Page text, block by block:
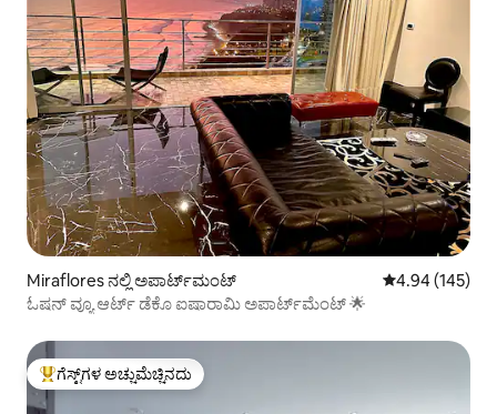
Miraflores ನಲ್ಲಿ ಅಪಾರ್ಟ್‌ಮಂಟ್ 5 ರಲ್ಲಿ 4.94
4.94 (145)
ಓಷನ್ ವ್ಯೂ ಆರ್ಟ್ ಡೆಕೊ ಐಷಾರಾಮಿ ಅಪಾರ್ಟ್‌ಮೆಂಟ್ 🌟
ಗೆಸ್ಟ್‌ಗಳಿಗೆ ಅತಿ ಹೆಚ್ಚು ಅಚ್ಚುಮೆಚ್ಚಿನದು
ಗೆಸ್ಟ್‌ಗಳ ಅಚ್ಚುಮೆಚ್ಚಿನದು